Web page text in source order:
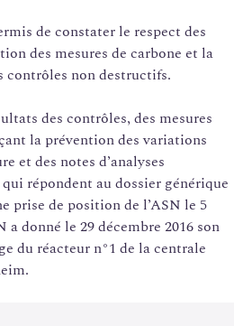
de constater le respect des
des mesures de carbone et la
contrôles non destructifs.
des contrôles, des mesures
la prévention des variations
et des notes d’analyses
répondent au dossier générique
prise de position de l’ASN le 5
a donné le 29 décembre 2016 son
du réacteur n°1 de la centrale